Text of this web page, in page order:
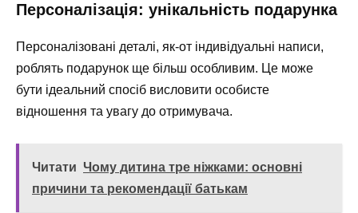
Персоналізація: унікальність подарунка
Персоналізовані деталі, як-от індивідуальні написи,
роблять подарунок ще більш особливим. Це може
бути ідеальний спосіб висловити особисте
відношення та увагу до отримувача.
Читати Чому дитина тре ніжками: основні
причини та рекомендації батькам